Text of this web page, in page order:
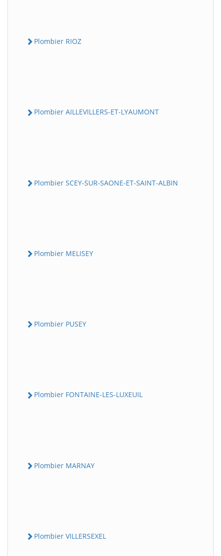
Plombier RIOZ
Plombier AILLEVILLERS-ET-LYAUMONT
Plombier SCEY-SUR-SAONE-ET-SAINT-ALBIN
Plombier MELISEY
Plombier PUSEY
Plombier FONTAINE-LES-LUXEUIL
Plombier MARNAY
Plombier VILLERSEXEL